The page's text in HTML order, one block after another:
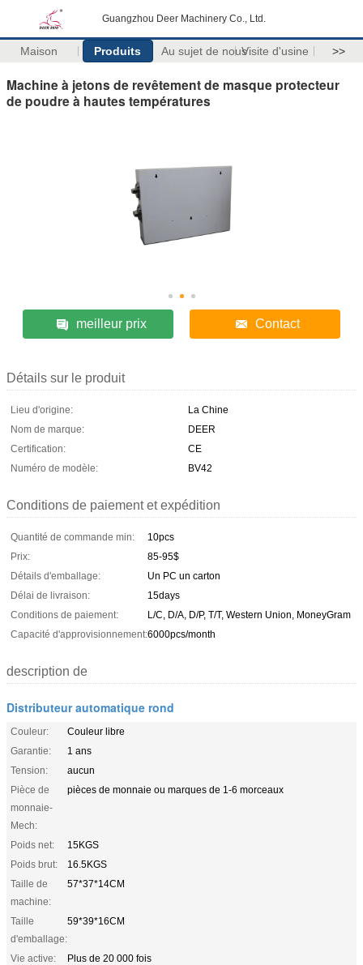
Guangzhou Deer Machinery Co., Ltd.
Maison Produits Au sujet de nousVisite d'usine >>
Machine à jetons de revêtement de masque protecteur
de poudre à hautes températures
meilleur prix Contact
Détails sur le produit
Lieu d'origine:
La Chine
Nom de marque:
DEER
Certification:
CE
Numéro de modèle:
BV42
Conditions de paiement et expédition
Quantité de commande min:
10pcs
Prix:
85-95$
Détails d'emballage:
Un PC un carton
Délai de livraison:
15days
Conditions de paiement:
L/C, D/A, D/P, T/T, Western Union, MoneyGram
Capacité d'approvisionnement:6000pcs/month
description de
Distributeur automatique rond
Couleur:
Couleur libre
Garantie:
1 ans
Tension:
aucun
Pièce de
monnaie-
Mech:
pièces de monnaie ou marques de 1-6 morceaux
Poids net:
15KGS
Poids brut:
16.5KGS
Taille de
machine:
57*37*14CM
Taille
d'emballage:
59*39*16CM
Vie active:
Plus de 20 000 fois